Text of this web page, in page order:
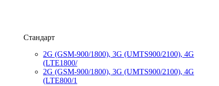
Стандарт
2G (GSM-900/1800), 3G (UMTS900/2100), 4G
(LTE1800/
2G (GSM-900/1800), 3G (UMTS900/2100), 4G
(LTE800/1